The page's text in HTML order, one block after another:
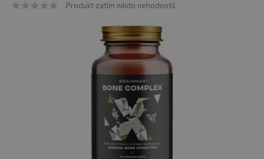
Produkt zatím nikdo nehodnotil